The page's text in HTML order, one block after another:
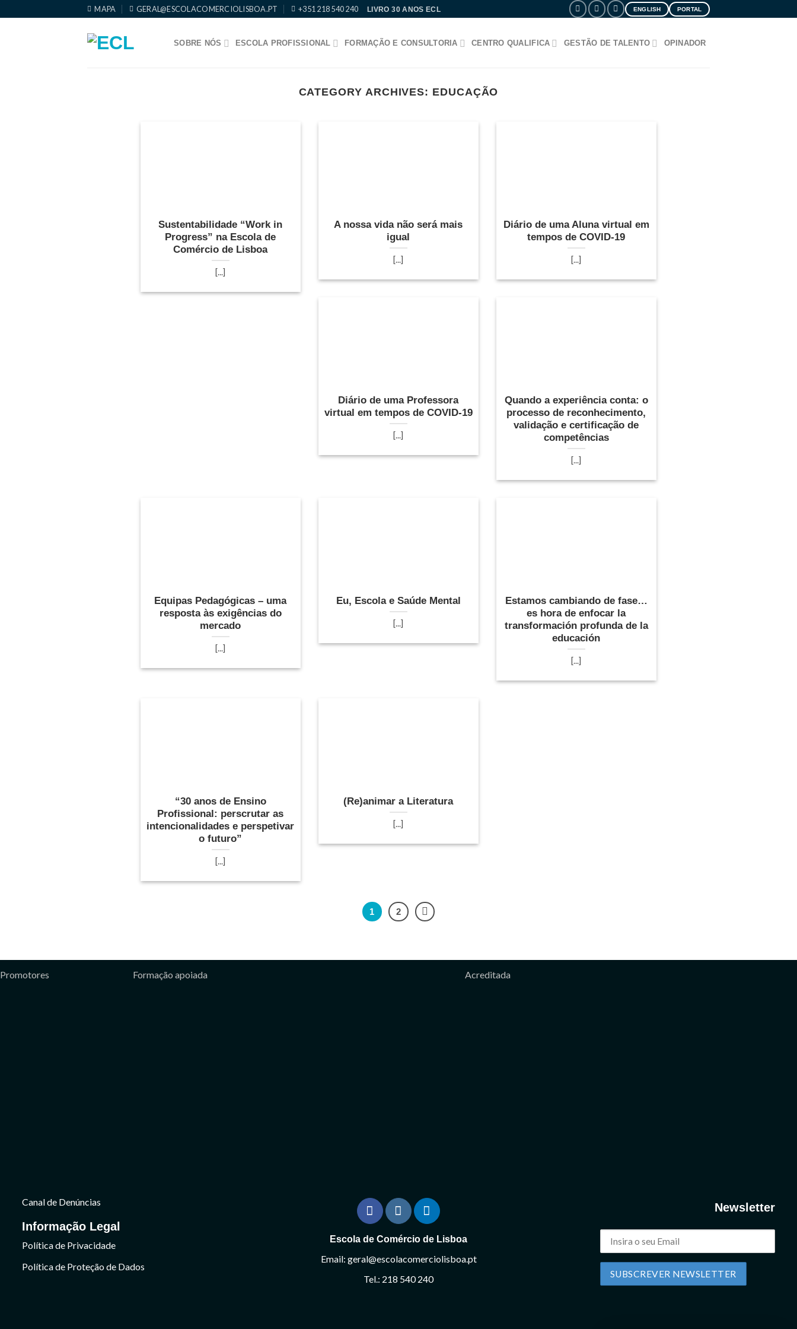
to
MAPA GERAL@ESCOLACOMERCIOLISBOA.PT +351 218 540 240 LIVRO 30 ANOS ECL ENGLISH PORTAL
SOBRE NÓS ESCOLA PROFISSIONAL FORMAÇÃO E CONSULTORIA CENTRO QUALIFICA GESTÃO DE TALENTO OPINADOR
CATEGORY ARCHIVES: EDUCAÇÃO
Sustentabilidade “Work in
Progress” na Escola de
Comércio de Lisboa
[...]
A nossa vida não será mais
igual
[...]
Diário de uma Aluna virtual em
tempos de COVID-19
[...]
Diário de uma Professora
virtual em tempos de COVID-19
[...]
Quando a experiência conta: o
processo de reconhecimento,
validação e certificação de
competências
[...]
Equipas Pedagógicas – uma
resposta às exigências do
mercado
[...]
Eu, Escola e Saúde Mental
[...]
Estamos cambiando de fase…
es hora de enfocar la
transformación profunda de la
educación
[...]
“30 anos de Ensino
Profissional: perscrutar as
intencionalidades e perspetivar
o futuro”
[...]
(Re)animar a Literatura
[...]
1 2
Promotores Formação apoiada Acreditada
Canal de Denúncias
Informação Legal
Política de Privacidade
Política de Proteção de Dados
Escola de Comércio de Lisboa
Email: geral@escolacomerciolisboa.pt
Tel.: 218 540 240
Newsletter